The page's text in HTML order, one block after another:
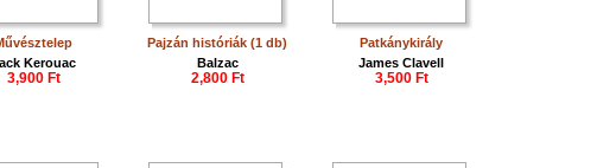
Kerouac
3,900 Ft
Pajzán históriák (1 db)
Balzac
2,800 Ft
Patkánykirály
James Clavell
3,500 Ft